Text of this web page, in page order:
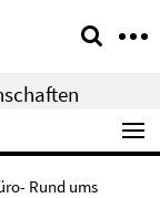
Rund ums